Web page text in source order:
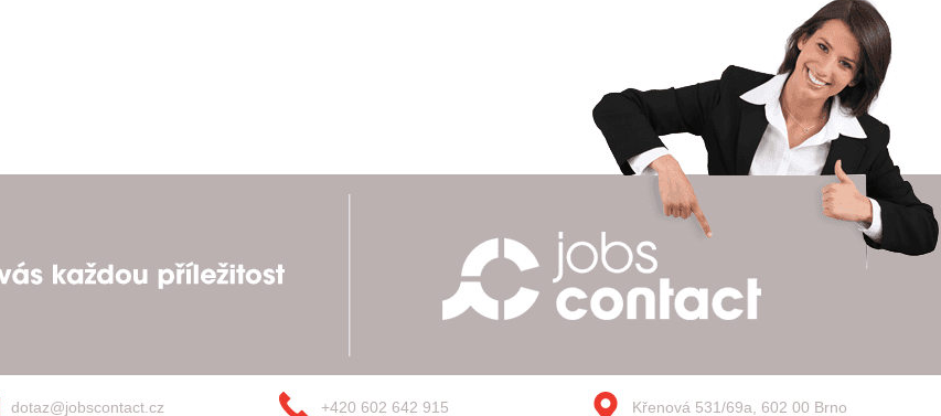
dotaz@jobscontact.cz +420 602 642 915 Křenová 531/69a, 602 00 Brno